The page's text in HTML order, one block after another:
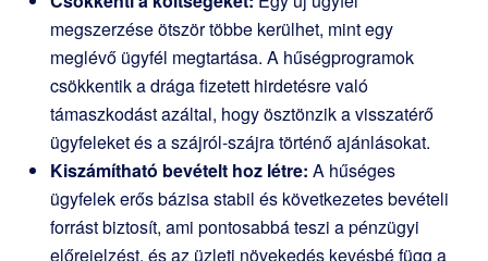
megszerzése ötször többe kerülhet, mint egy
meglévő ügyfél megtartása. A hűségprogramok
csökkentik a drága fizetett hirdetésre való
támaszkodást azáltal, hogy ösztönzik a visszatérő
ügyfeleket és a szájról-szájra történő ajánlásokat.
Kiszámítható bevételt hoz létre: A hűséges
ügyfelek erős bázisa stabil és következetes bevételi
forrást biztosít, ami pontosabbá teszi a pénzügyi
előrejelzést, és az üzleti növekedés kevésbé függ a